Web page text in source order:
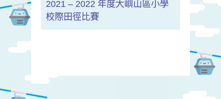
2021 – 2022 年度大嶼山區小學
校際田徑比賽